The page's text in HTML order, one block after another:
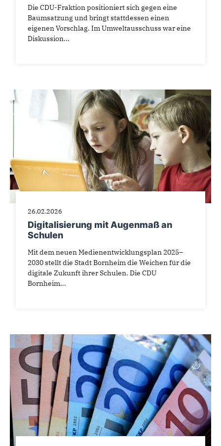
Die CDU-Fraktion positioniert sich gegen eine
Baumsatzung und bringt stattdessen einen
eigenen Vorschlag. Im Umweltausschuss war eine
Diskussion...
26.02.2026
Digitalisierung mit Augenmaß an
Schulen
Mit dem neuen Medienentwicklungsplan 2025–
2030 stellt die Stadt Bornheim die Weichen für die
digitale Zukunft ihrer Schulen. Die CDU
Bornheim...